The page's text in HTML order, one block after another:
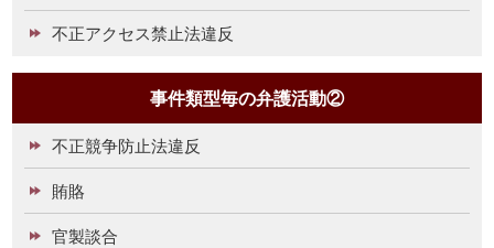
不正アクセス禁止法違反
事件類型毎の弁護活動②
不正競争防止法違反
賄賂
官製談合